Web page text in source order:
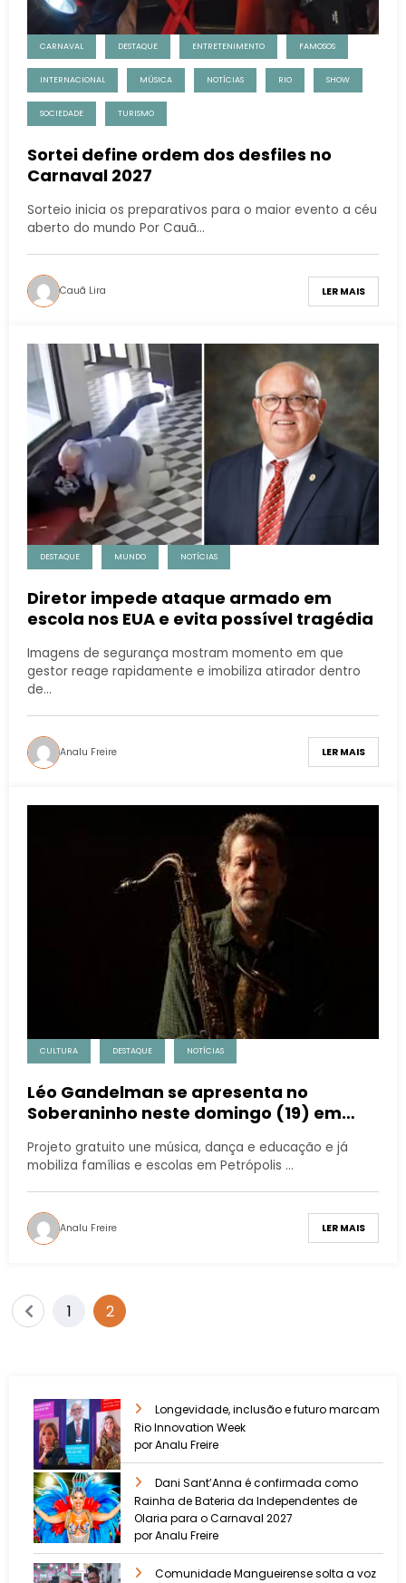
CARNAVAL DESTAQUE ENTRETENIMENTO FAMOSOS
INTERNACIONAL MÚSICA NOTÍCIAS RIO SHOW
SOCIEDADE TURISMO
Sortei define ordem dos desfiles no
Carnaval 2027
Sorteio inicia os preparativos para o maior evento a céu
aberto do mundo Por Cauã…
Cauã Lira LER MAIS
DESTAQUE MUNDO NOTÍCIAS
Diretor impede ataque armado em
escola nos EUA e evita possível tragédia
Imagens de segurança mostram momento em que
gestor reage rapidamente e imobiliza atirador dentro
de…
Analu Freire LER MAIS
CULTURA DESTAQUE NOTÍCIAS
Léo Gandelman se apresenta no
Soberaninho neste domingo (19) em
Projeto gratuito une música, dança e educação e já
mobiliza famílias e escolas em Petrópolis …
Analu Freire LER MAIS
1 2
Longevidade, inclusão e futuro marcam
Rio Innovation Week
por Analu Freire
Dani Sant’Anna é confirmada como
Rainha de Bateria da Independentes de
Olaria para o Carnaval 2027
por Analu Freire
Comunidade Mangueirense solta a voz